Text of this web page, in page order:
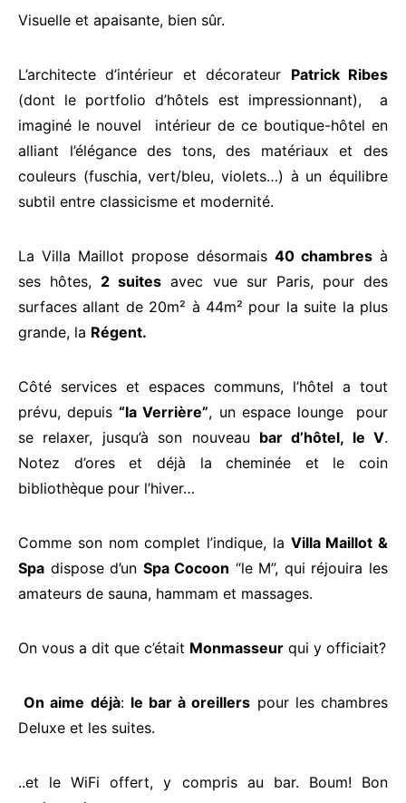
Visuelle et apaisante, bien sûr.
L’architecte d’intérieur et décorateur Patrick Ribes
(dont le portfolio d’hôtels est impressionnant), a
imaginé le nouvel intérieur de ce boutique-hôtel en
alliant l’élégance des tons, des matériaux et des
couleurs (fuschia, vert/bleu, violets…) à un équilibre
subtil entre classicisme et modernité.
La Villa Maillot propose désormais 40 chambresà
ses hôtes, 2 suites avec vue sur Paris, pour des
surfaces allant de 20m² à 44m² pour la suite la plus
grande, la Régent.
Côté services et espaces communs, l’hôtel a tout
prévu, depuis“la Verrière”, un espace lounge pour
se relaxer, jusqu’à son nouveau bar d’hôtel, le V.
Notez d’ores et déjà la cheminée et le coin
bibliothèque pour l’hiver…
Comme son nom complet l’indique, la Villa Maillot &
Spa dispose d’un Spa Cocoon “le M”, qui réjouira les
amateurs de sauna, hammam et massages.
On vous a dit que c’était Monmasseur qui y officiait?
On aime déjà: le bar à oreillers pour les chambres
Deluxe et les suites.
..et le WiFi offert, y compris au bar. Boum! Bon